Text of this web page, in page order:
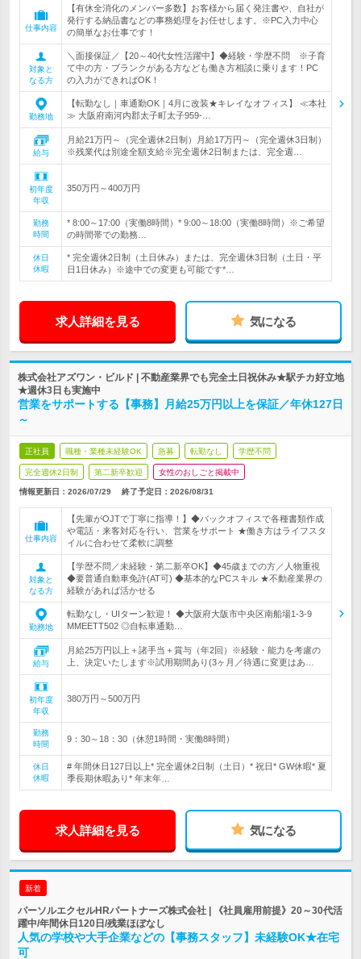
仕事内容
【有休全消化のメンバー多数】お客様から届く発注書や、自社が
発行する納品書などの事務処理をお任せします。※PC入力中心
の簡単なお仕事です！
対象と
なる方
＼面接保証／【20～40代女性活躍中】◆経験・学歴不問 ※子育
て中の方・ブランクがある方なども働き方相談に乗ります！PC
の入力ができればOK！
勤務地
【転勤なし｜車通勤OK｜4月に改装★キレイなオフィス】 ≪本社
≫ 大阪府南河内郡太子町太子959-…
給与
月給21万円～（完全週休2日制）月給17万円～（完全週休3日制）
※残業代は別途全額支給※完全週休2日制または、完全週…
初年度
年収
350万円～400万円
勤務
時間
* 8:00～17:00（実働8時間）* 9:00～18:00（実働8時間）※ご希望
の時間帯での勤務…
休日
休暇
* 完全週休2日制（土日休み）または、完全週休3日制（土日・平
日1日休み）※途中での変更も可能です*…
求人詳細を見る 気になる
株式会社アズワン・ビルド | 不動産業界でも完全土日祝休み★駅チカ好立地
★週休3日も実施中
営業をサポートする【事務】月給25万円以上を保証／年休127日
～
正社員 職種・業種未経験OK 急募 転勤なし 学歴不問
完全週休2日制 第二新卒歓迎 女性のおしごと掲載中
情報更新日：2026/07/29 終了予定日： 2026/08/31
仕事内容
【先輩がOJTで丁寧に指導！】◆バックオフィスで各種書類作成
や電話・来客対応を行い、営業をサポート ★働き方はライフスタ
イルに合わせて柔軟に調整
対象と
なる方
【学歴不問／未経験・第二新卒OK】◆45歳までの方／人物重視
◆要普通自動車免許(AT可) ◆基本的なPCスキル ★不動産業界の
経験があれば活かせる
勤務地
転勤なし・UIターン歓迎！ ◆大阪府大阪市中央区南船場1-3-9
MMEETT502 ◎自転車通勤…
給与
月給25万円以上＋諸手当＋賞与（年2回）※経験・能力を考慮の
上、決定いたします※試用期間あり(3ヶ月／待遇に変更はあ…
初年度
年収
380万円～500万円
勤務
時間
9：30～18：30（休憩1時間・実働8時間）
休日
休暇
# 年間休日127日以上* 完全週休2日制（土日）* 祝日* GW休暇* 夏
季長期休暇あり* 年末年…
求人詳細を見る 気になる
新着
パーソルエクセルHRパートナーズ株式会社 | 《社員雇用前提》20～30代活
躍中/年間休日120日/残業ほぼなし
人気の学校や大手企業などの【事務スタッフ】未経験OK★在宅
可